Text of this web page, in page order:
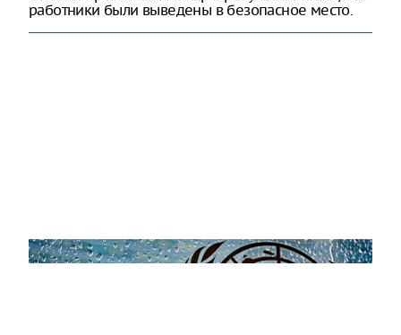
работники были выведены в безопасное место.